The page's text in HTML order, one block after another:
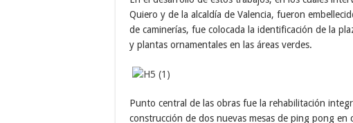
Quiero y de la alcaldía de Valencia, fueron
de caminerías, fue colocada la identificación de la
y plantas ornamentales en las áreas verdes.
Punto central de las obras fue la rehabilitación
construcción de dos nuevas mesas de ping pong